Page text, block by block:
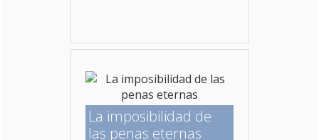
La imposibilidad de
las penas eternas